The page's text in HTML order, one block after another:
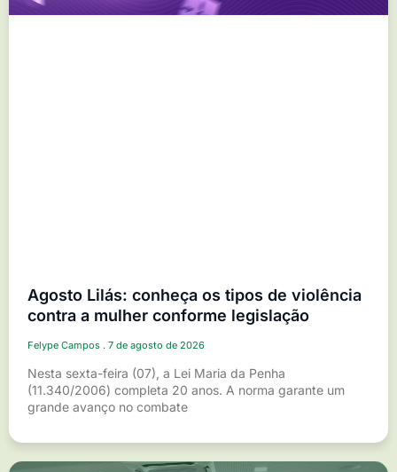
Agosto Lilás: conheça os tipos de violência
contra a mulher conforme legislação
Felype Campos 7 de agosto de 2026
Nesta sexta-feira (07), a Lei Maria da Penha
(11.340/2006) completa 20 anos. A norma garante um
grande avanço no combate